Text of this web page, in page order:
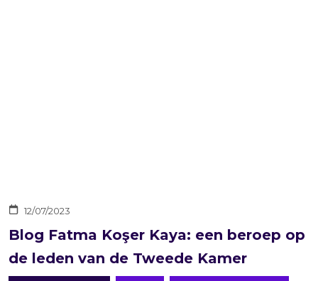
12/07/2023
Blog Fatma Koşer Kaya: een beroep op
de leden van de Tweede Kamer